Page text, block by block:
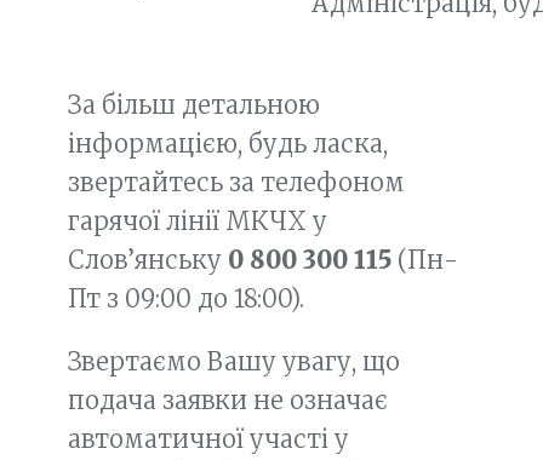
За більш детальною
інформацією, будь ласка,
звертайтесь за телефоном
гарячої лінії МКЧХ у
Слов’янську 0 800 300 115 (Пн-
Пт з 09:00 до 18:00).
Звертаємо Вашу увагу, що
подача заявки не означає
автоматичної участі у